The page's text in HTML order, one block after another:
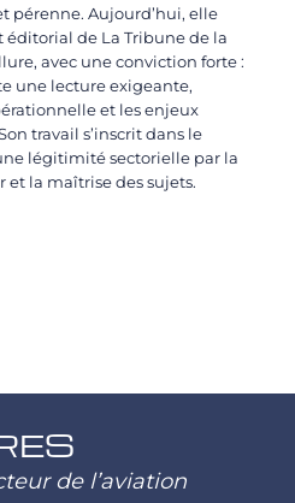
pérenne. Aujourd’hui, elle
de La Tribune de la
avec une conviction forte :
une lecture exigeante,
et les enjeux
travail s’inscrit dans le
légitimité sectorielle par la
et la maîtrise des sujets.
de l’aviation